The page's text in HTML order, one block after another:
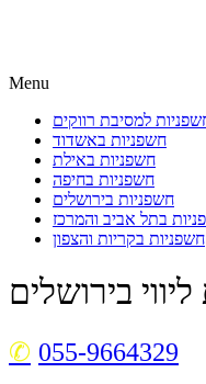
Menu
למסיבת רווקים
חשפניות באשדוד
חשפניות באילת
חשפניות בחיפה
חשפניות בירושלים
בתל אביב והמרכז
חשפניות בקריות והצפון
בירושלים
055-9664329